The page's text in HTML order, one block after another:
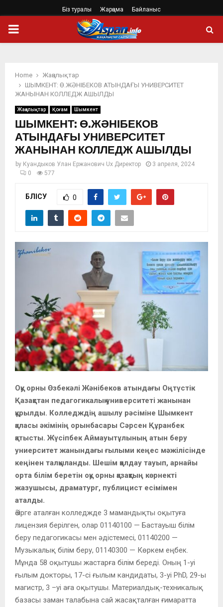
Біз туралы Жарңама Байланыс
PRIMARY
Home
Жаңалықтар
ШЫМКЕНТ: Ө.ЖӘНІБЕКОВ АТЫНДАҒЫ УНИВЕРСИТЕТ
ЖАНЫНАН КОЛЛЕДЖ АШЫЛДЫ
Жаңалықтар Қоғам Шымкент
ШЫМКЕНТ: Ө.ЖӘНІБЕКОВ
АТЫНДАҒЫ УНИВЕРСИТЕТ
ЖАНЫНАН КОЛЛЕДЖ АШЫЛДЫ
by Куандыков Улан Ержанович Ux Директор
3 апреля, 2024
0
577
БӨЛІСУ 0
Оқу орны Өзбекәлі Жәнібеков атындағы Оңтүстік
Қазақстан педагогикалық университеті жанынан
құрылды. Колледждің ашылу рәсіміне Шымкент
қаласы әкімінің орынбасары Сәрсен Құранбек
қатысты. Жүсіпбек Аймауытұлының атын беру
униерситет жанындағы ғылыми кеңес мәжілісінде
кеңінен талқыланды. Шешім қолдау тауып, арнайы
орта білім беретін оқу орны қазақтың көрнекті
жазушысы, драматург, публицист есімімен
аталды.
Әзірге аталған колледжде 3 мамандықты оқытуға
лицензия берілген, олар 01140100 — Бастауыш білім
беру педагогикасы мен әдістемесі, 01140200 —
Музыкалық білім беру, 01140300 — Көркем еңбек.
Мұнда 58 оқытушы жастарға білім береді. Оның 1-уі
ғылым докторы, 17-сі ғылым кандидаты, 3-уі PhD, 29-ы
магистр, 3 –уі аға оқытушы. Материалдық-техникалық
базасы заман талабына сай жасақталған ғимаратта